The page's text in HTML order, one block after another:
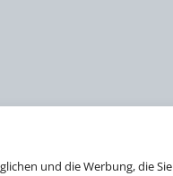
und die Werbung, die Sie